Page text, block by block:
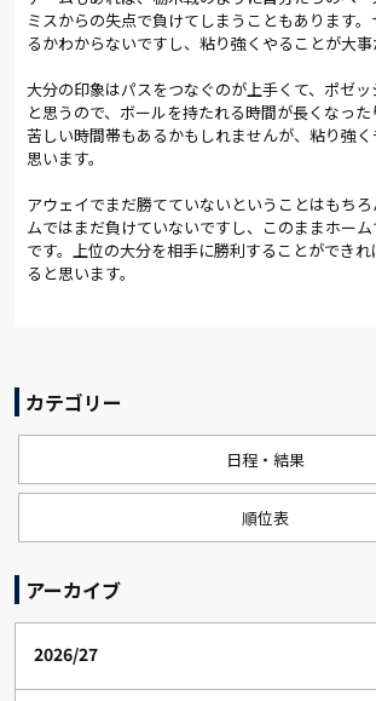
ミスからの失点で負けてしまうこともあります
るかわからないですし、粘り強くやることが大事
大分の印象はパスをつなぐのが上手くて、ポゼ
と思うので、ボールを持たれる時間が長くなっ
苦しい時間帯もあるかもしれませんが、粘り強
思います。
アウェイでまだ勝てていないということはもち
ムではまだ負けていないですし、このままホー
です。上位の大分を相手に勝利することができ
ると思います。
カテゴリー
日程・結果
順位表
アーカイブ
2026/27